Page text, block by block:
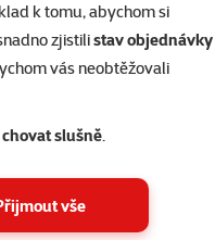
k tomu, abychom si
zjistilistav objednávky
vás neobtěžovali
slušně.
vše